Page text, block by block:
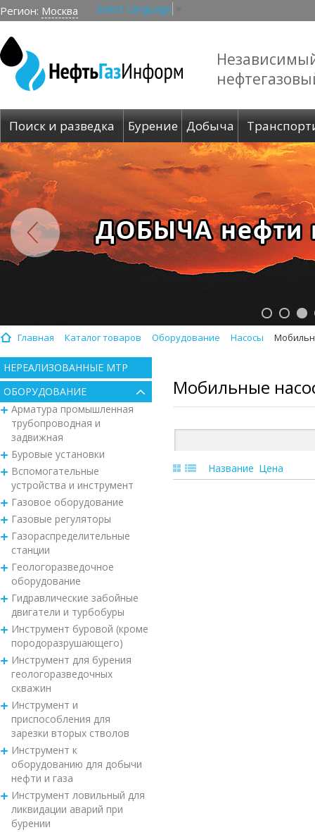
Регион: Москва Select Language
Поиск и разведка Бурение Добыча
Главная Каталог товаров Оборудование Насосы
НЕРЕАЛИЗОВАННЫЕ МТР
ОБОРУДОВАНИЕ
Арматура промышленная
трубопроводная и
задвижная
Буровые установки
Вспомогательные
устройства и инструмент
Газовое оборудование
Газовые регуляторы
Газораспределительные
станции
Геологоразведочное
оборудование
Гидравлические забойные
двигатели и турбобуры
Инструмент буровой (кроме
породоразрушающего)
Инструмент для бурения
геологоразведочных
скважин
Инструмент и
приспособления для
зарезки вторых стволов
Инструмент к
оборудованию для добычи
нефти и газа
Инструмент ловильный для
ликвидации аварий при
бурении
Мобильные
Название Цена